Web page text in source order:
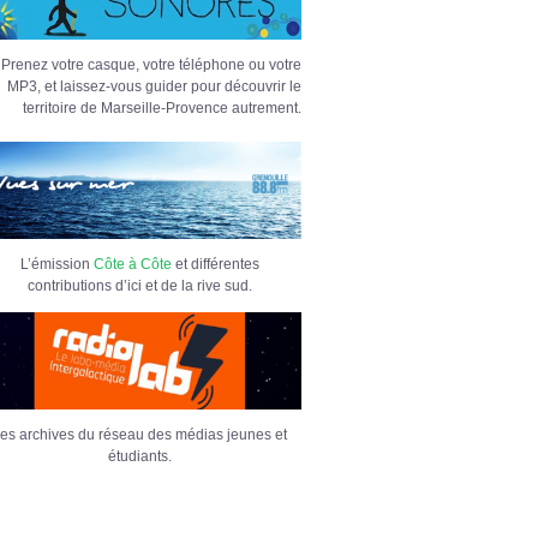
Prenez votre casque, votre téléphone ou votre
MP3, et laissez-vous guider pour découvrir le
territoire de Marseille-Provence autrement.
L’émission Côte à Côte et différentes
contributions d’ici et de la rive sud.
archives du réseau des médias jeunes et
étudiants.